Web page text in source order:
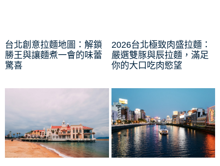
台北創意拉麵地圖：解鎖
勝王與讓麵煮一會的味蕾
驚喜
2026台北極致肉盛拉麵：
嚴選雙豚與辰拉麵，滿足
你的大口吃肉慾望